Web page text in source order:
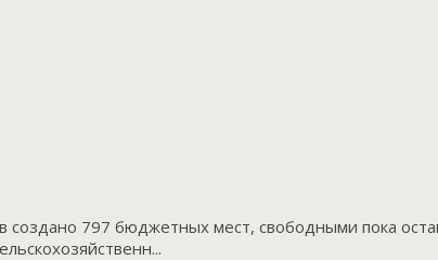
797 бюджетных мест, свободными пока